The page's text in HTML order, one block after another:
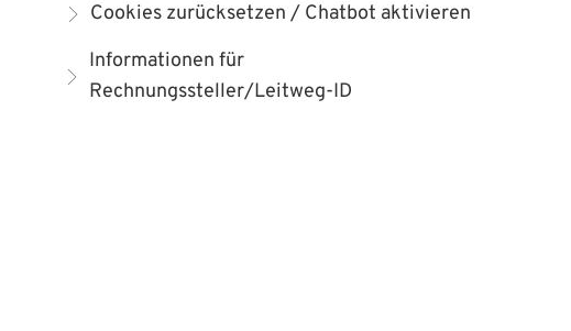
bis 16:00 Uhr
Cookies zurücksetzen / Chatbot aktivieren
Informationen für
Rechnungssteller/Leitweg-ID